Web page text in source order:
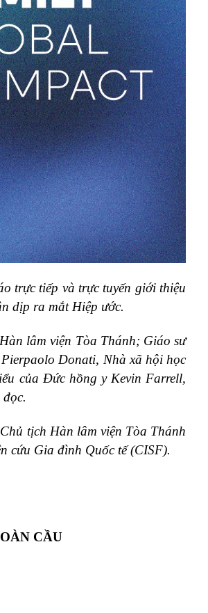
trực tiếp và trực tuyến giới thiệu
dịp ra mắt Hiệp ước.
lâm viện Tòa Thánh; Giáo sư
Donati, Nhà xã hội học
của Đức hồng y Kevin Farrell,
tịch Hàn lâm viện Tòa Thánh
cứu Gia đình Quốc tế (CISF).
CẦU